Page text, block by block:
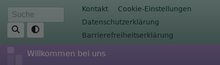
Direkt
zum
Inhalt
Suche Fußbereichsmenü
Kontakt
Cookie-Einstellungen
Datenschutzerklärung
Barrierefreiheitserklärung
Willkommen bei uns